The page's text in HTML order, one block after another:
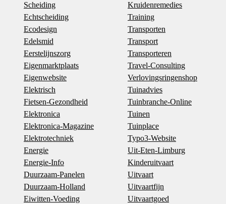
Scheiding
Echtscheiding
Ecodesign
Edelsmid
Eerstelijnszorg
Eigenmarktplaats
Eigenwebsite
Elektrisch
Fietsen-Gezondheid
Elektronica
Elektronica-Magazine
Elektrotechniek
Energie
Energie-Info
Duurzaam-Panelen
Duurzaam-Holland
Eiwitten-Voeding
Kruidenremedies
Training
Transporten
Transport
Transporteren
Travel-Consulting
Verlovingsringenshop
Tuinadvies
Tuinbranche-Online
Tuinen
Tuinplace
Typo3-Website
Uit-Eten-Limburg
Kinderuitvaart
Uitvaart
Uitvaartfijn
Uitvaartgoed